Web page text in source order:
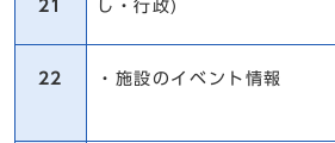
21 し・行政)
22 ・施設のイベント情報